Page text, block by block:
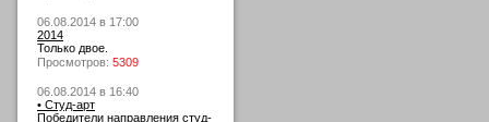
06.08.2014 в 17:00
2014
Только двое.
Просмотров: 5309
06.08.2014 в 16:40
• Студ-арт
Победители направления студ-